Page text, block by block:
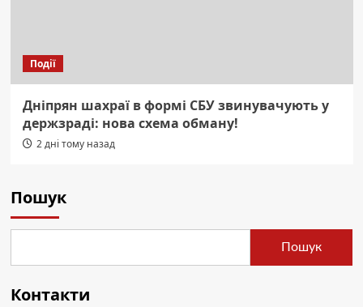
Події
Дніпрян шахраї в формі СБУ звинувачують у
держзраді: нова схема обману!
2 дні тому назад
Пошук
Пошук
Контакти